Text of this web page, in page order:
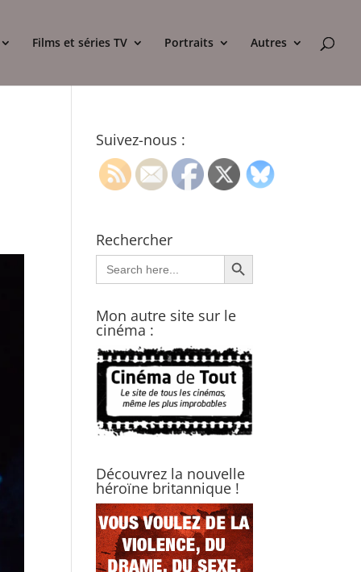
Films et séries TV Portraits Autres
Suivez-nous :
Rechercher
Search
for:
Search Button
Mon autre site sur le
cinéma :
Découvrez la nouvelle
héroïne britannique !